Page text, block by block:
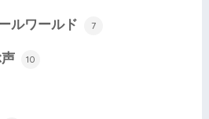
ルワールド 7
10